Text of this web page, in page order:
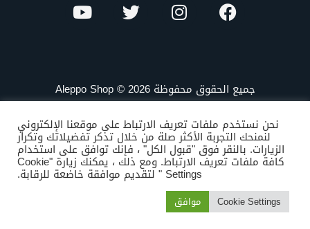
جميع الحقوق محفوظة Aleppo Shop © 2026
المتجر الاصناف
نحن نستخدم ملفات تعريف الارتباط على موقعنا الإلكتروني
لنمنحك التجربة الأكثر صلة من خلال تذكر تفضيلاتك وتكرار
الزيارات. بالنقر فوق "قبول الكل" ، فإنك توافق على استخدام
كافة ملفات تعريف الارتباط. ومع ذلك ، يمكنك زيارة "Cookie
Settings " لتقديم موافقة خاضعة للرقابة.
Cookie Settings موافق